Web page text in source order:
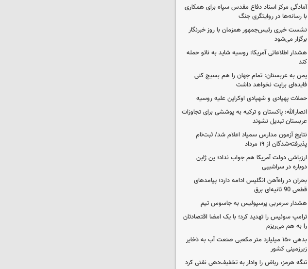
آمادگی مرکز اسناد دفاع مقدس سپاه برای همکاری
با رسانه‌ها در روایتگری جنگ
نشست خبری رئیس‌جمهور همزمان با روز خبرنگار
برگزار می‌شود
هشدار اطلاعاتی آمریکا: روسیه شاید به ناتو حمله
کند
یمن به عربستان: تمام جهان را هم بسیج کنی
فایده‌ای برایت نخواهد داشت
حملات پهپادی و شهپادی اوکراین علیه روسیه
انصارالله: پاکستان و ترکیه به پوششی برای تجاوزات
عربستان تبدیل نشوند
نتایج آزمون مدارس سمپاد اعلام شد/ ثبت‌نام
پذیرفته‌شدگان از ۱۹ مرداد
ارزپاشی دولت آمریکا هم جواب نداد؛ ین ژاپن
دوباره در سراشیبی
بحران در راه‌آهن انگلیس ادامه دارد؛ پیامدهای
قطعی 90 ثانیه‌ای برق
هشدار سرمربی پرسپولیس به جاسوس تیم
ترامپ سوئیس را تهدید کرد؛ با یک امضا اقتصادتان
را به هم می‌ریزم
بدهی ۱۵۰ میلیارد متر مکعبی صنعت آب به ذخایر
زیرزمینی کشور
تنگه هرمز، ریاض را وادار به تخفیف‌دهی نفتی کرد